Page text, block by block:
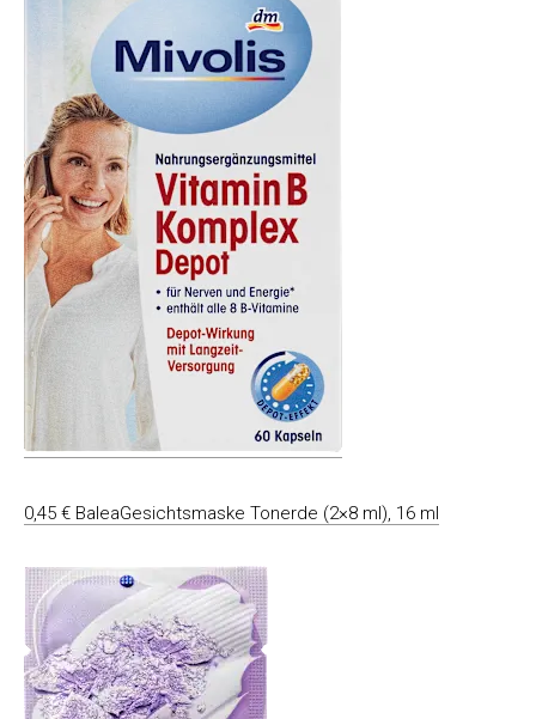
0,45 € BaleaGesichtsmaske Tonerde (2×8 ml), 16 ml